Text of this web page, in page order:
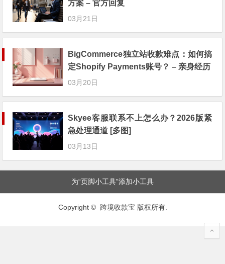
方案 – 官方回复
03月21日
BigCommerce独立站收款难点：如何搞
定Shopify Payments账号？ – 亲身经历
03月20日
Skyee客服联系不上怎么办？2026版紧
急处理通道 [多图]
03月13日
为“页脚小工具”添加小工具
Copyright © 跨境收款宝 版权所有.